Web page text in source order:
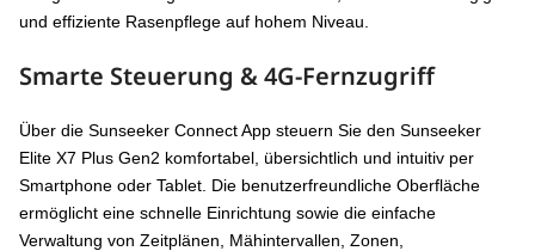
und effiziente Rasenpflege auf hohem Niveau.
Smarte Steuerung & 4G-Fernzugriff
Über die Sunseeker Connect App steuern Sie den Sunseeker
Elite X7 Plus Gen2 komfortabel, übersichtlich und intuitiv per
Smartphone oder Tablet. Die benutzerfreundliche Oberfläche
ermöglicht eine schnelle Einrichtung sowie die einfache
Verwaltung von Zeitplänen, Mähintervallen, Zonen,